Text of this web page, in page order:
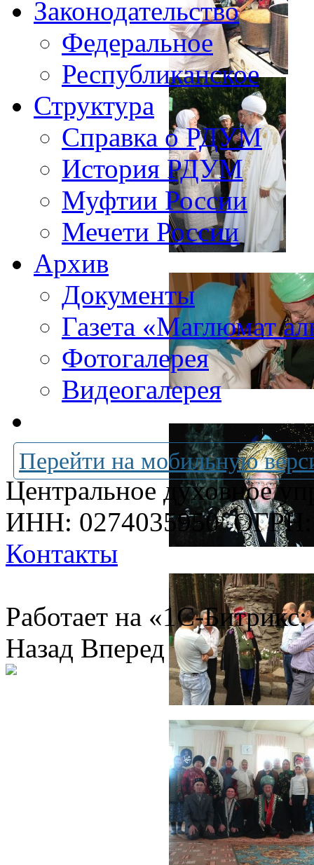
Законодательство
Федеральное
Республиканское
Структура
Справка о РДУМ
История РДУМ
Муфтии России
Мечети России
Архив
Документы
Газета «Маглюмат
Фотогалерея
Видеогалерея
Перейти на мобильную
Центральное духовное
ИНН: 0274035950ОГРН:
Контакты
Работает на «1С-
Назад Вперед